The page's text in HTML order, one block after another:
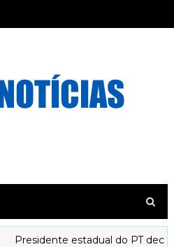
estadual do PT declara